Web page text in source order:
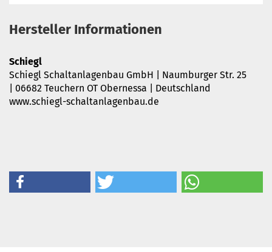
Hersteller Informationen
Schiegl
Schiegl Schaltanlagenbau GmbH | Naumburger Str. 25
| 06682 Teuchern OT Obernessa | Deutschland
www.schiegl-schaltanlagenbau.de